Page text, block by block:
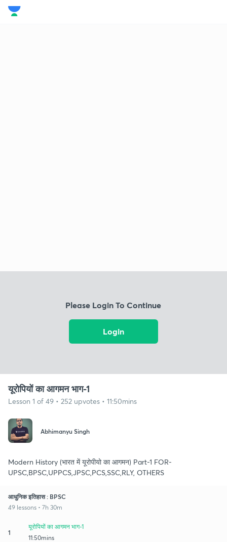
Please Login To Continue
Login
यूरोपियों का आगमन भाग-1
Lesson 1 of 49 • 252 upvotes • 11:50mins
Abhimanyu Singh
Modern History (भारत में यूरोपीयो का आगमन) Part-1 FOR-
UPSC,BPSC,UPPCS,JPSC,PCS,SSC,RLY, OTHERS
आधुनिक इतिहास : BPSC
49 lessons • 7h 30m
1
यूरोपियों का आगमन भाग-1
11:50mins